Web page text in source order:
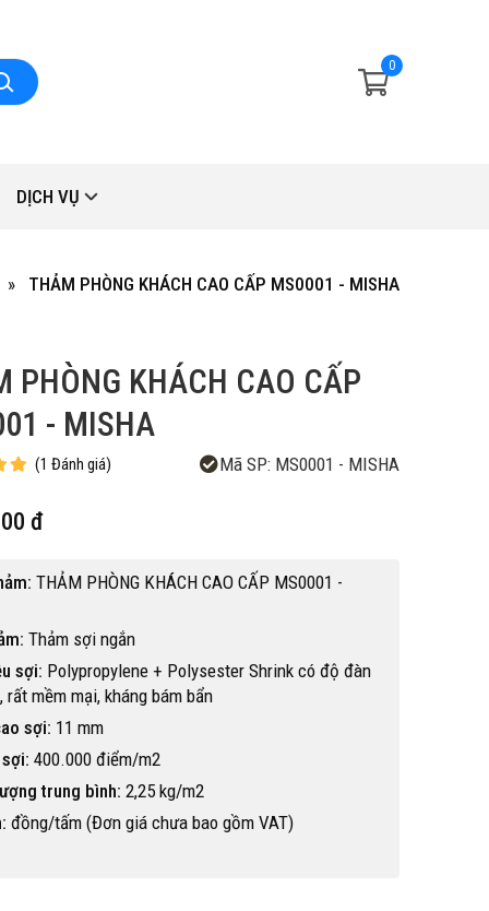
0
DỊCH VỤ
THẢM PHÒNG KHÁCH CAO CẤP MS0001 - MISHA
PHÒNG KHÁCH CAO CẤP
- MISHA
(1 Đánh giá) Mã SP: MS0001 - MISHA
đ
THẢM PHÒNG KHÁCH CAO CẤP MS0001 -
Thảm sợi ngắn
sợi: Polypropylene + Polysester Shrink có độ đàn
rất mềm mại, kháng bám bẩn
sợi: 11 mm
400.000 điểm/m2
trung bình: 2,25 kg/m2
đồng/tấm (Đơn giá chưa bao gồm VAT)